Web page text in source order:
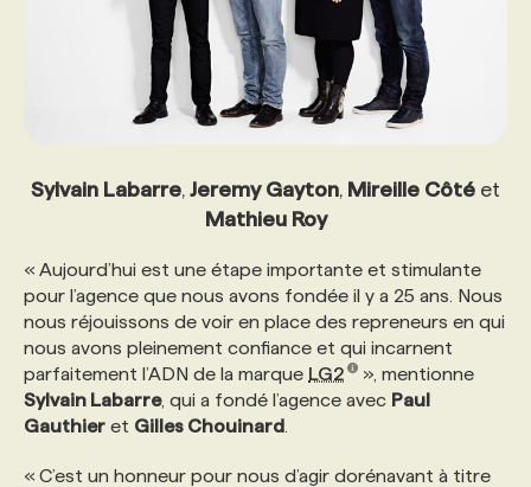
PROGRAMMES DE SUBVENTIONS
ANNONCEZ AVEC NOUS
Sylvain Labarre Jeremy Gayton Mireille Côté et
Mathieu Roy
« Aujourd’hui est une étape importante et stimulante
pour l’agence que nous avons fondée il y a 25 ans. Nous
nous réjouissons de voir en place des repreneurs en qui
nous avons pleinement confiance et qui incarnent
parfaitement l’ADN de la marque LG2
», mentionne
Sylvain Labarre, qui a fondé l’agence avec Paul
Gauthier et Gilles Chouinard
« C’est un honneur pour nous d’agir dorénavant à titre